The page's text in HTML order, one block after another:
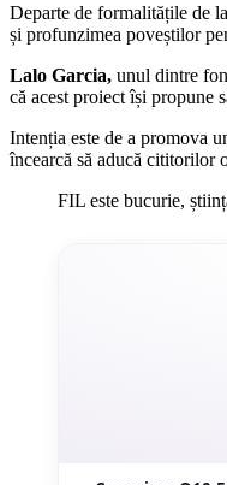
Departe de formalitățile de la
și profunzimea poveștilor
Lalo Garcia, unul dintre
că acest proiect își propune
Intenția este de a promova
încearcă să aducă cititorilor
FIL este bucurie,